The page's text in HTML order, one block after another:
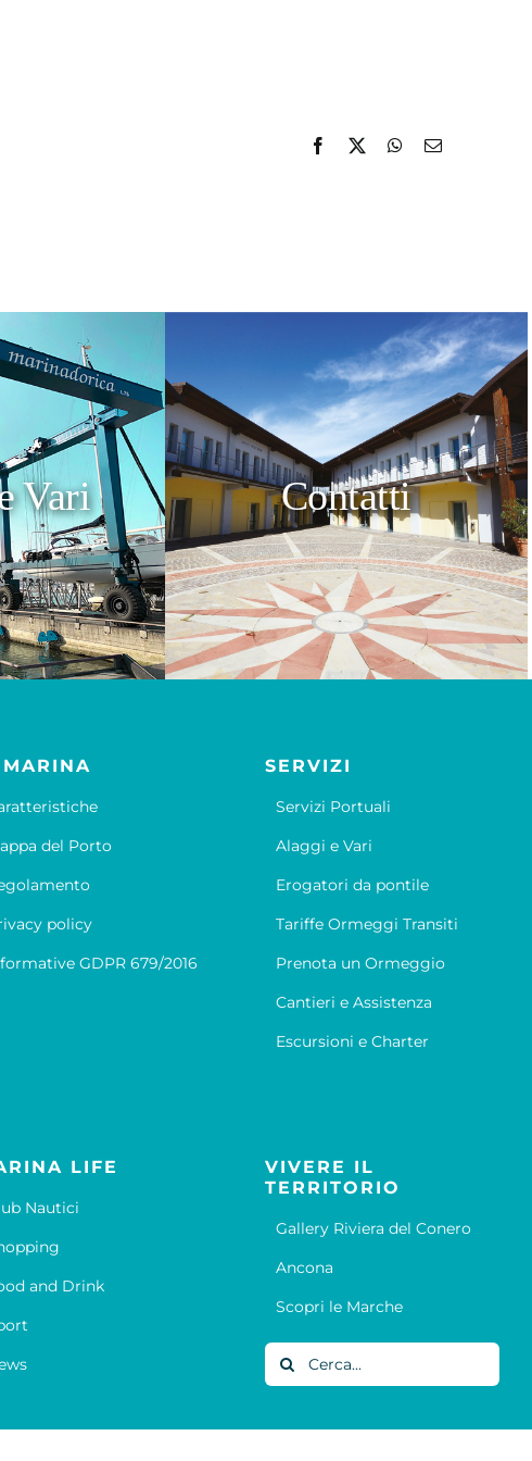
Vari Contatti
del Porto
policy
GDPR 679/2016
SERVIZI
Servizi Portuali
Alaggi e Vari
Erogatori da pontile
Tariffe Ormeggi Transiti
Prenota un Ormeggio
Cantieri e Assistenza
Escursioni e Charter
LIFE
Nautici
and Drink
VIVERE IL
TERRITORIO
Gallery Riviera del Conero
Ancona
Scopri le Marche
Cerca
per: